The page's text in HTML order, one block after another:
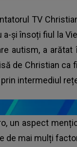
TV
a-și însoți fiul la
autism, a
de Christian ca
intermediul
un aspect
de mai mulți